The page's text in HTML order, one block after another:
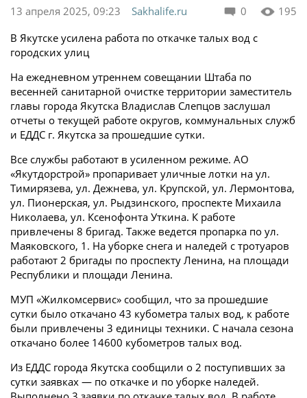
0 195
13 апреля 2025, 09:23
Sakhalife.ru
В Якутске усилена работа по откачке талых вод с
городских улиц
На ежедневном утреннем совещании Штаба по
весенней санитарной очистке территории заместитель
главы города Якутска Владислав Слепцов заслушал
отчеты о текущей работе округов, коммунальных служб
и ЕДДС г. Якутска за прошедшие сутки.
Все службы работают в усиленном режиме. АО
«Якутдорстрой» пропаривает уличные лотки на ул.
Тимирязева, ул. Дежнева, ул. Крупской, ул. Лермонтова,
ул. Пионерская, ул. Рыдзинского, проспекте Михаила
Николаева, ул. Ксенофонта Уткина. К работе
привлечены 8 бригад. Также ведется пропарка по ул.
Маяковского, 1. На уборке снега и наледей с тротуаров
работают 2 бригады по проспекту Ленина, на площади
Республики и площади Ленина.
МУП «Жилкомсервис» сообщил, что за прошедшие
сутки было откачано 43 кубометра талых вод, к работе
были привлечены 3 единицы техники. С начала сезона
откачано более 14600 кубометров талых вод.
Из ЕДДС города Якутска сообщили о 2 поступивших за
сутки заявках — по откачке и по уборке наледей.